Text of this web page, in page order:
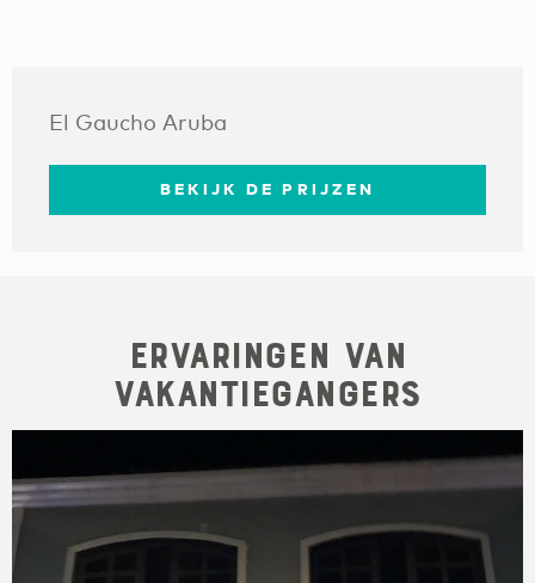
El Gaucho Aruba
BEKIJK DE PRIJZEN
Ervaringen van
Vakantiegangers